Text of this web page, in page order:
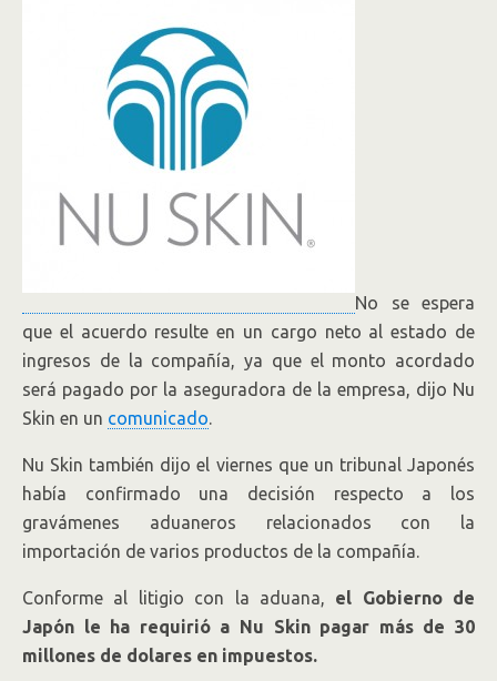
Dólares para Resolver una
Demanda en su Contra
Según Reuters, “Nu Skin Enterprises Inc, una de las
mas importantes empresas de
resolver una demanda que alega que la
compañía fabricante de productos para el cuidado
hizo declaraciones falsas y engañosas sobre sus
operaciones en el país.
No se espera
que el acuerdo resulte en un cargo neto al estado de
ingresos de la compañía, ya que el monto acordado
será pagado por la aseguradora de la empresa, dijo Nu
Skin en un comunicado.
Nu Skin también dijo el viernes que un tribunal Japonés
había confirmado una decisión respecto a los
gravámenes aduaneros relacionados con la
importación de varios productos de la compañía.
Conforme al litigio con la aduana, el Gobierno de
Japón le ha requirió a Nu Skin pagar más de 30
millones de dolares en impuestos.